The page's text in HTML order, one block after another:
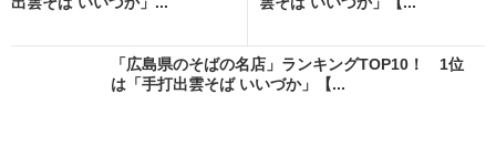
「広島県のそばの名店」ランキングTOP10！ 1位
は「手打出雲そば いいづか」【...